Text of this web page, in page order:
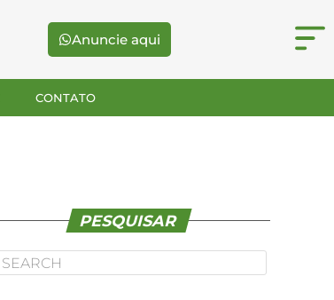
Anuncie aqui
CONTATO
PESQUISAR